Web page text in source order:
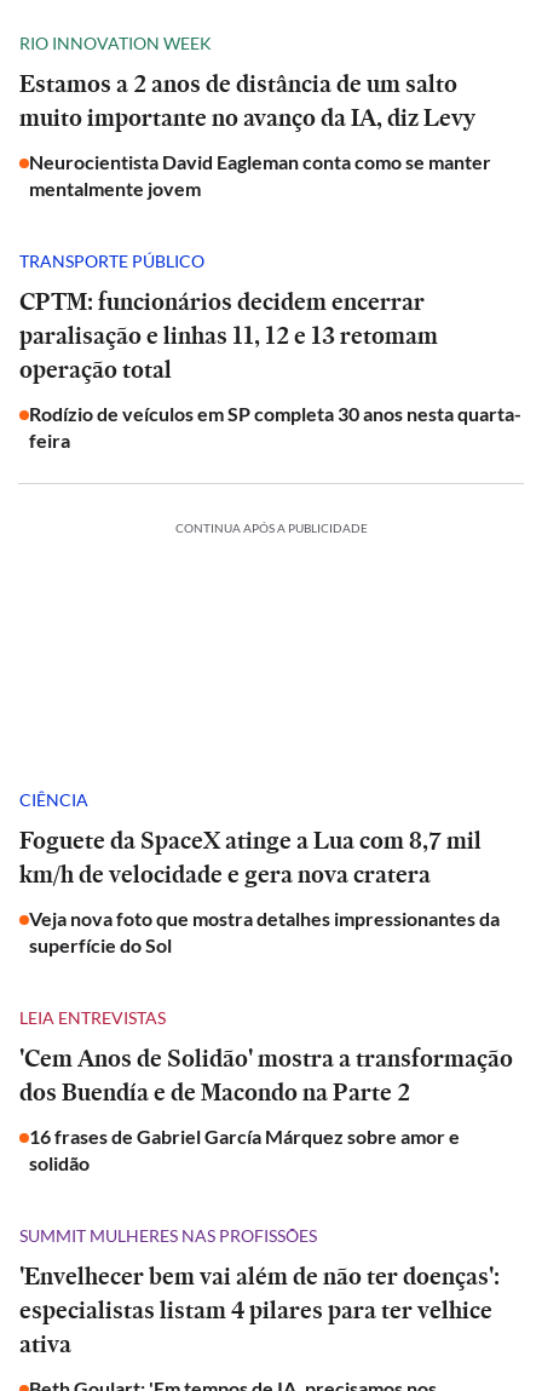
RIO INNOVATION WEEK
Estamos a 2 anos de distância de um salto
muito importante no avanço da IA, diz Levy
Neurocientista David Eagleman conta como se manter
mentalmente jovem
TRANSPORTE PÚBLICO
CPTM: funcionários decidem encerrar
paralisação e linhas 11, 12 e 13 retomam
operação total
Rodízio de veículos em SP completa 30 anos nesta quarta-
feira
CONTINUA APÓS A PUBLICIDADE
CIÊNCIA
Foguete da SpaceX atinge a Lua com 8,7 mil
km/h de velocidade e gera nova cratera
Veja nova foto que mostra detalhes impressionantes da
superfície do Sol
LEIA ENTREVISTAS
'Cem Anos de Solidão' mostra a transformação
dos Buendía e de Macondo na Parte 2
16 frases de Gabriel García Márquez sobre amor e
solidão
SUMMIT MULHERES NAS PROFISSÕES
'Envelhecer bem vai além de não ter doenças':
especialistas listam 4 pilares para ter velhice
ativa